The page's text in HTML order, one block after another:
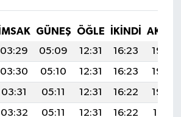
İMSAK GÜNEŞ ÖĞLE İKINDI
03:29 05:09 12:31 16:23
19:44
03:30 05:10 12:31 16:23
19:43
03:31 05:11 12:31 16:22
19:42
03:32 05:11 12:31 16:22
19:41